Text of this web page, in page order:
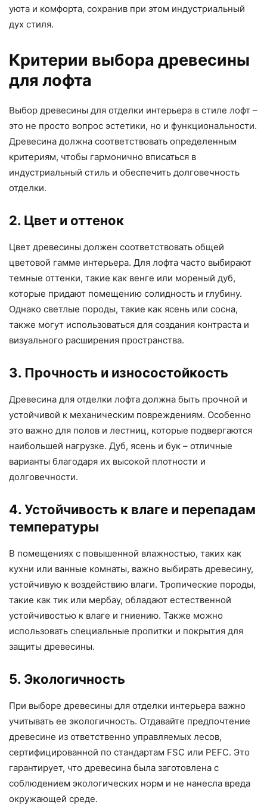
уюта и комфорта, сохранив при этом индустриальный
дух стиля.
Критерии выбора древесины
для лофта
Выбор древесины для отделки интерьера в стиле лофт –
это не просто вопрос эстетики, но и функциональности.
Древесина должна соответствовать определенным
критериям, чтобы гармонично вписаться в
индустриальный стиль и обеспечить долговечность
отделки.
2. Цвет и оттенок
Цвет древесины должен соответствовать общей
цветовой гамме интерьера. Для лофта часто выбирают
темные оттенки, такие как венге или мореный дуб,
которые придают помещению солидность и глубину.
Однако светлые породы, такие как ясень или сосна,
также могут использоваться для создания контраста и
визуального расширения пространства.
3. Прочность и износостойкость
Древесина для отделки лофта должна быть прочной и
устойчивой к механическим повреждениям. Особенно
это важно для полов и лестниц, которые подвергаются
наибольшей нагрузке. Дуб, ясень и бук – отличные
варианты благодаря их высокой плотности и
долговечности.
4. Устойчивость к влаге и перепадам
температуры
В помещениях с повышенной влажностью, таких как
кухни или ванные комнаты, важно выбирать древесину,
устойчивую к воздействию влаги. Тропические породы,
такие как тик или мербау, обладают естественной
устойчивостью к влаге и гниению. Также можно
использовать специальные пропитки и покрытия для
защиты древесины.
5. Экологичность
При выборе древесины для отделки интерьера важно
учитывать ее экологичность. Отдавайте предпочтение
древесине из ответственно управляемых лесов,
сертифицированной по стандартам FSC или PEFC. Это
гарантирует, что древесина была заготовлена с
соблюдением экологических норм и не нанесла вреда
окружающей среде.